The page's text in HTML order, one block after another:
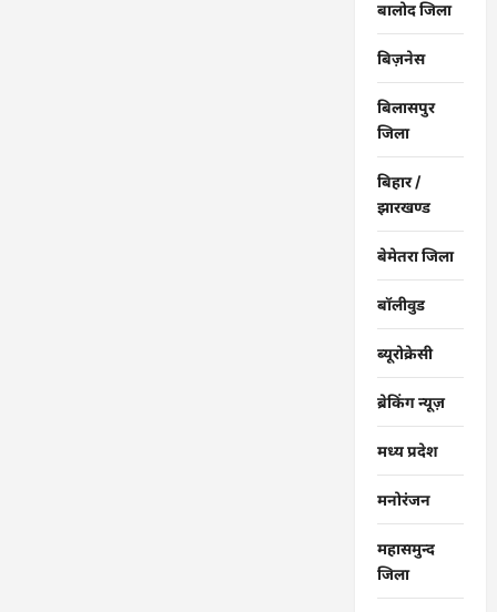
बालोद जिला
बिज़नेस
बिलासपुर
जिला
बिहार /
झारखण्ड
बेमेतरा जिला
बॉलीवुड
ब्यूरोक्रेसी
ब्रेकिंग न्यूज़
मध्य प्रदेश
मनोरंजन
महासमुन्द
जिला